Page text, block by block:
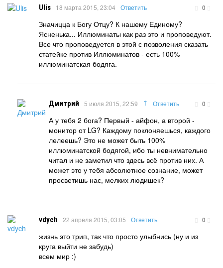
Ulis 18 марта 2015, 23:04 0
Ответить
Значицца к Богу Отцу? К нашему Единому?
Ясненька... Иллюминаты как раз это и проповедуют.
Все что проповедуется в этой с позволения сказать
статейке против Иллюминатов - есть 100%
иллюминатская бодяга.
Дмитрий 5 июля 2015, 22:59 ↑ 0
Ответить
А у тебя 2 бога? Первый - айфон, а второй -
монитор от LG? Каждому поклоняешься, каждого
лелеешь? Это не может быть 100%
иллюминатской бодягой, ибо ты невнимательно
читал и не заметил что здесь всё против них. А
может это у тебя абсолютное сознание, может
просветишь нас, мелких людишек?
vdych 22 апреля 2015, 03:05 0
Ответить
жизнь это трип, так что просто улыбнись (ну и из
круга выйти не забудь)
всем мир :)